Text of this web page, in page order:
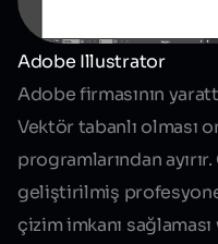
Adobe Illustrator
Adobe firmasının
Vektör tabanlı olması
programlarından
geliştirilmiş
çizim imkanı